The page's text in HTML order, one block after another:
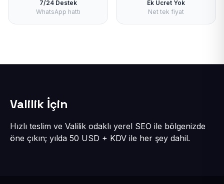
7/24 Destek
WhatsApp hattı
Ek Ücret Yok
Net tek fiyat
Valilik İçin
Hızlı teslim ve Valilik odaklı yerel SEO ile bölgenizde
öne çıkın; yılda 50 USD + KDV ile her şey dahil.